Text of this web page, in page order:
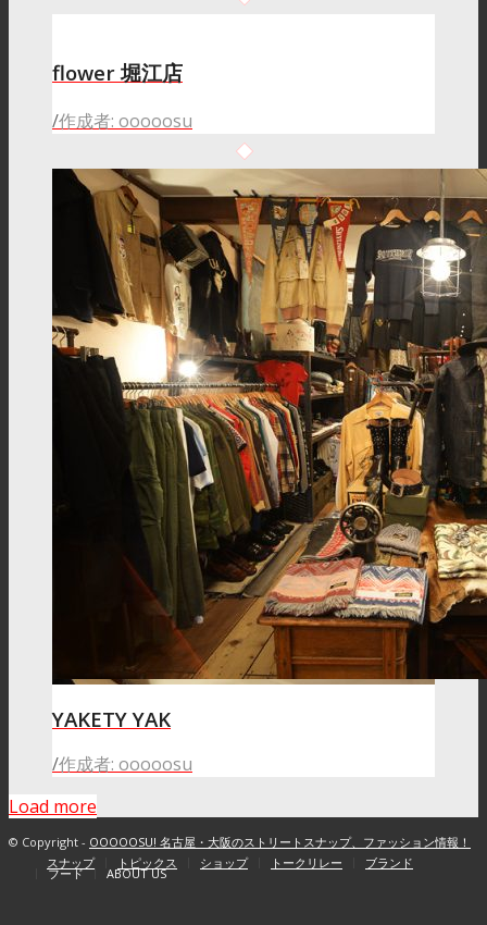
flower 堀江店
/作成者: ooooosu
YAKETY YAK
/作成者: ooooosu
Load more
© Copyright - OOOOOSU! 名古屋・大阪のストリートスナップ、ファッション情報！
スナップ
トピックス ショップ トークリレー ブランド
フード ABOUT US